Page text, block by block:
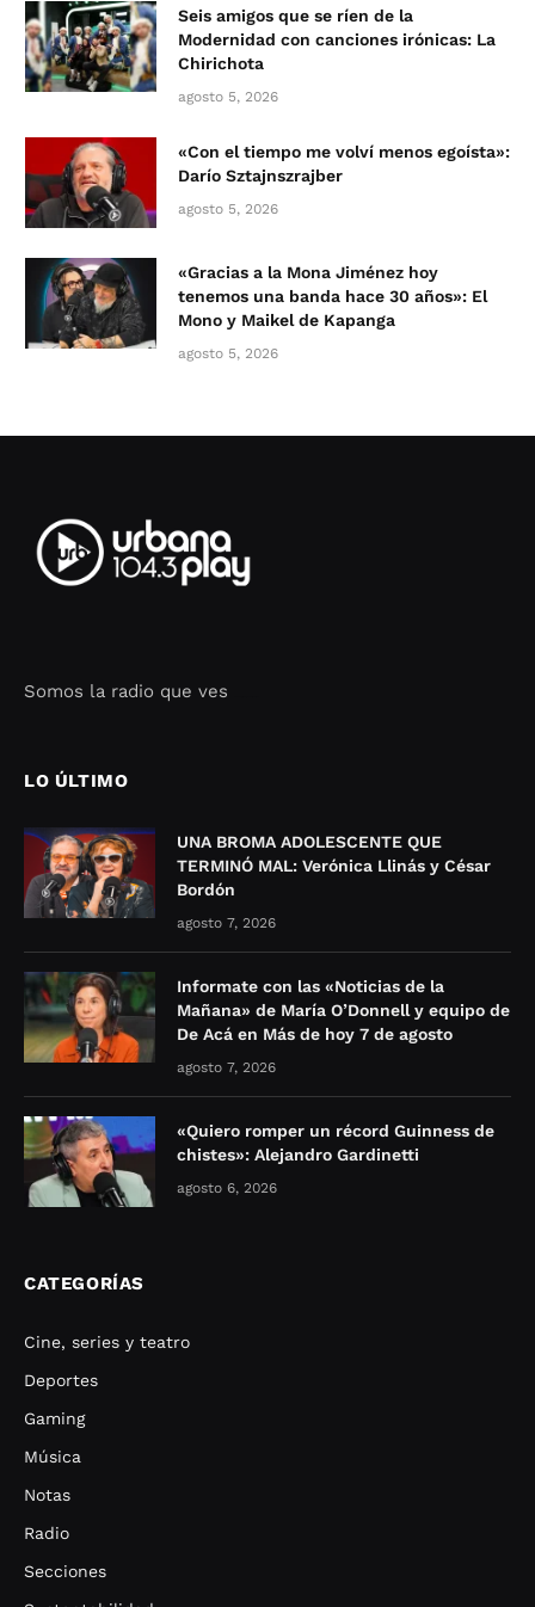
Seis amigos que se ríen de la
Modernidad con canciones irónicas: La
Chirichota
agosto 5, 2026
«Con el tiempo me volví menos egoísta»:
Darío Sztajnszrajber
agosto 5, 2026
«Gracias a la Mona Jiménez hoy
tenemos una banda hace 30 años»: El
Mono y Maikel de Kapanga
agosto 5, 2026
Somos la radio que ves
LO ÚLTIMO
UNA BROMA ADOLESCENTE QUE
TERMINÓ MAL: Verónica Llinás y César
Bordón
agosto 7, 2026
Informate con las «Noticias de la
Mañana» de María O’Donnell y equipo de
De Acá en Más de hoy 7 de agosto
agosto 7, 2026
«Quiero romper un récord Guinness de
chistes»: Alejandro Gardinetti
agosto 6, 2026
CATEGORÍAS
Cine, series y teatro
Deportes
Gaming
Música
Notas
Radio
Secciones